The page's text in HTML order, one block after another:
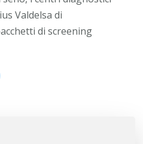
Valdelsa di
di screening